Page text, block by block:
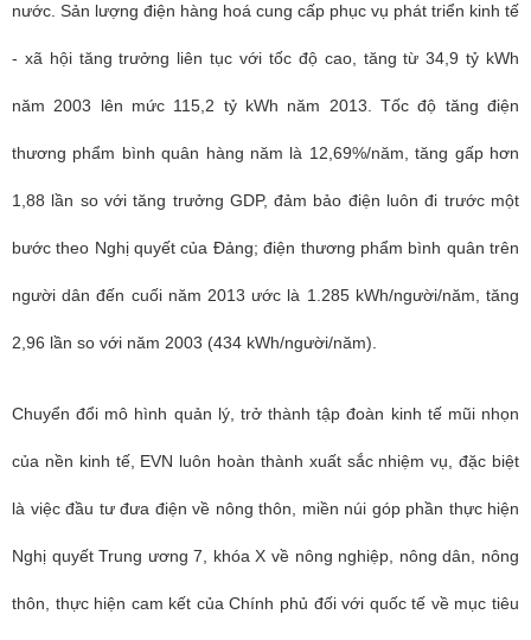
nước. Sản lượng điện hàng hoá cung cấp phục vụ phát triển kinh tế
- xã hội tăng trưởng liên tục với tốc độ cao, tăng từ 34,9 tỷ kWh
năm 2003 lên mức 115,2 tỷ kWh năm 2013. Tốc độ tăng điện
thương phẩm bình quân hàng năm là 12,69%/năm, tăng gấp hơn
1,88 lần so với tăng trưởng GDP, đảm bảo điện luôn đi trước một
bước theo Nghị quyết của Đảng; điện thương phẩm bình quân trên
người dân đến cuối năm 2013 ước là 1.285 kWh/người/năm, tăng
2,96 lần so với năm 2003 (434 kWh/người/năm).
Chuyển đổi mô hình quản lý, trở thành tập đoàn kinh tế mũi nhọn
của nền kinh tế, EVN luôn hoàn thành xuất sắc nhiệm vụ, đặc biệt
là việc đầu tư đưa điện về nông thôn, miền núi góp phần thực hiện
Nghị quyết Trung ương 7, khóa X về nông nghiệp, nông dân, nông
thôn, thực hiện cam kết của Chính phủ đối với quốc tế về mục tiêu